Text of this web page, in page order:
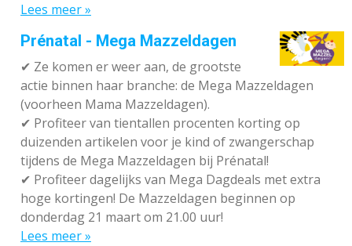
Lees meer »
Prénatal - Mega Mazzeldagen
✔ Ze komen er weer aan, de grootste
actie binnen haar branche: de Mega Mazzeldagen
(voorheen Mama Mazzeldagen).
✔ Profiteer van tientallen procenten korting op
duizenden artikelen voor je kind of zwangerschap
tijdens de Mega Mazzeldagen bij Prénatal!
✔ Profiteer dagelijks van Mega Dagdeals met extra
hoge kortingen! De Mazzeldagen beginnen op
donderdag 21 maart om 21.00 uur!
Lees meer »